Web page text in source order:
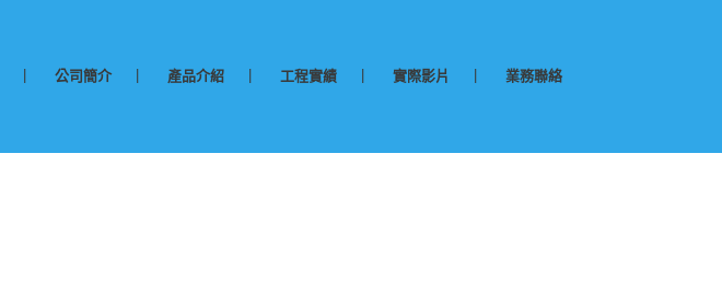
公司簡介 產品介紹 工程實績 實際影片 業務聯絡